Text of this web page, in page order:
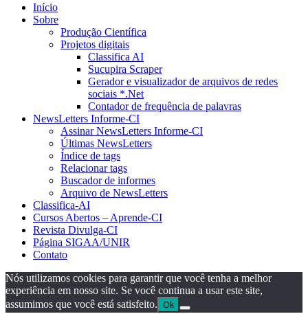
Início
Sobre
Produção Científica
Projetos digitais
Classifica AI
Sucupira Scraper
Gerador e visualizador de arquivos de redes
sociais *.Net
Contador de frequência de palavras
NewsLetters Informe-CI
Assinar NewsLetters Informe-CI
Últimas NewsLetters
Índice de tags
Relacionar tags
Buscador de informes
Arquivo de NewsLetters
Classifica-AI
Cursos Abertos – Aprende-CI
Revista Divulga-CI
Página SIGAA/UNIR
Contato
Nós utilizamos cookies para garantir que você tenha a melhor
experiência em nosso site. Se você continua a usar este site,
assumimos que você está satisfeito. Ok